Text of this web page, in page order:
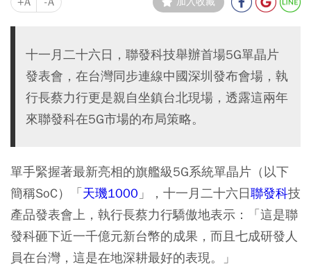
十一月二十六日，聯發科技舉辦首場5G單晶片
發表會，在台灣同步連線中國深圳發布會場，執
行長蔡力行更是親自坐鎮台北現場，透露這兩年
來聯發科在5G市場的布局策略。
單手緊握著最新亮相的旗艦級5G系統單晶片（以下
簡稱SoC）「天璣1000 」，十一月二十六日聯發科技
產品發表會上，執行長蔡力行驕傲地表示：「這是聯
發科砸下近一千億元新台幣的成果，而且七成研發人
員在台灣，這是在地深耕最好的表現。」